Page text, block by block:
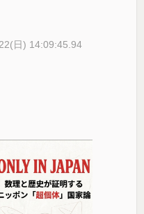
日) 14:09:45.94